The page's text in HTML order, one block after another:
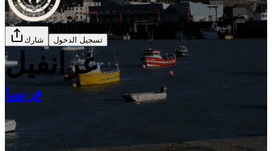
شارك تسجيل الدخول
غرانفيل
فرنسا